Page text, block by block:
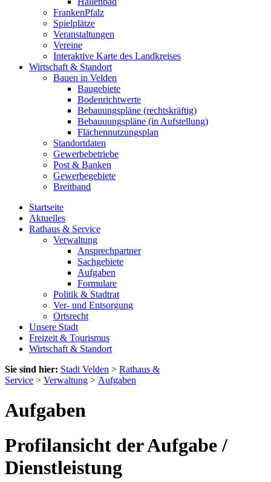
FrankenPfalz
Spielplätze
Veranstaltungen
Vereine
Interaktive Karte des Landkreises
Wirtschaft & Standort
Bauen in Velden
Baugebiete
Bodenrichtwerte
Bebauungspläne (rechtskräftig)
Bebauuungspläne (in Aufstellung)
Flächennutzungsplan
Standortdaten
Gewerbebetriebe
Post & Banken
Gewerbegebiete
Breitband
Startseite
Aktuelles
Rathaus & Service
Verwaltung
Ansprechpartner
Sachgebiete
Aufgaben
Formulare
Politik & Stadtrat
Ver- und Entsorgung
Ortsrecht
Unsere Stadt
Freizeit & Tourismus
Wirtschaft & Standort
Sie sind hier: Stadt Velden > Rathaus &
Service > Verwaltung > Aufgaben
Aufgaben
Profilansicht der Aufgabe /
Dienstleistung